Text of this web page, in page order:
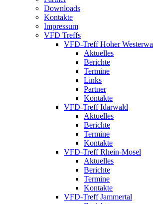
Downloads
Kontakte
Impressum
VFD Treffs
VFD-Treff Hoher
Aktuelles
Berichte
Termine
Links
Partner
Kontakte
VFD-Treff Idarwald
Aktuelles
Berichte
Termine
Kontakte
VFD-Treff Rhein-Mosel
Aktuelles
Berichte
Termine
Kontakte
VFD-Treff Jammertal